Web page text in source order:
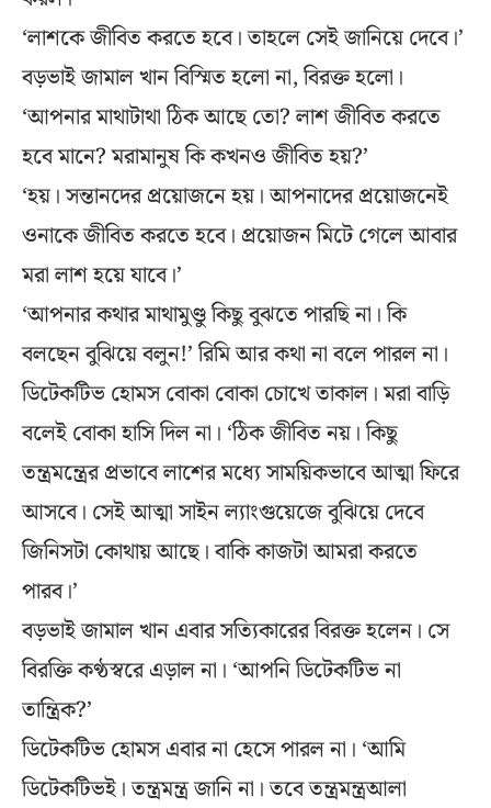
‘লাশকে জীবিত করতে হবে। তাহলে সেই জানিয়ে দেবে।’
বড়ভাই জামাল খান বিস্মিত হলো না, বিরক্ত হলো।
‘আপনার মাথাটাথা ঠিক আছে তো? লাশ জীবিত করতে
হবে মানে? মরামানুষ কি কখনও জীবিত হয়?’
‘হয়। সন্তানদের প্রয়োজনে হয়। আপনাদের প্রয়োজনেই
ওনাকে জীবিত করতে হবে। প্রয়োজন মিটে গেলে আবার
মরা লাশ হয়ে যাবে।’
‘আপনার কথার মাথামুণ্ডু কিছু বুঝতে পারছি না। কি
বলছেন বুঝিয়ে বলুন!’ রিমি আর কথা না বলে পারল না।
ডিটেকটিভ হোমস বোকা বোকা চোখে তাকাল। মরা বাড়ি
বলেই বোকা হাসি দিল না। ‘ঠিক জীবিত নয়। কিছু
তন্ত্রমন্ত্রের প্রভাবে লাশের মধ্যে সাময়িকভাবে আত্মা ফিরে
আসবে। সেই আত্মা সাইন ল্যাংগুয়েজে বুঝিয়ে দেবে
জিনিসটা কোথায় আছে। বাকি কাজটা আমরা করতে
পারব।’
বড়ভাই জামাল খান এবার সত্যিকারের বিরক্ত হলেন। সে
বিরক্তি কণ্ঠস্বরে এড়াল না। ‘আপনি ডিটেকটিভ না
তান্ত্রিক?’
ডিটেকটিভ হোমস এবার না হেসে পারল না। ‘আমি
ডিটেকটিভই। তন্ত্রমন্ত্র জানি না। তবে তন্ত্রমন্ত্রআলা